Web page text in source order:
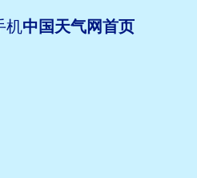
机中国天气网首页